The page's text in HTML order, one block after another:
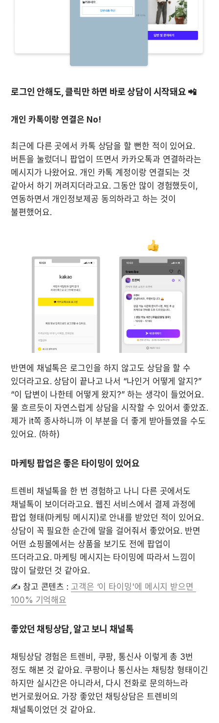
로그인 안해도, 클릭만 하면 바로 상담이 시작돼요 📲
개인 카톡이랑 연결은 No!
최근에 다른 곳에서 카톡 상담을 할 뻔한 적이 있어요.
버튼을 눌렀더니 팝업이 뜨면서 카카오톡과 연결하라는
메시지가 나왔어요. 개인 카톡 계정이랑 연결되는 것
같아서 하기 꺼려지더라고요. 그동안 많이 경험했듯이,
연동하면서 개인정보제공 동의하라고 하는 것이
불편했어요.
반면에 채널톡은 로그인을 하지 않고도 상담을 할 수
있더라고요. 상담이 끝나고 나서 “나인거 어떻게 알지?”
“이 답변이 나한테 어떻게 왔지?” 하는 생각이 들었어요.
물 흐르듯이 자연스럽게 상담을 시작할 수 있어서 좋았죠.
제가 it쪽 종사하니까 이 부분을 더 좋게 받아들였을 수도
있어요. (하하)
마케팅 팝업은 좋은 타이밍이 있어요
트렌비 채널톡을 한 번 경험하고 나니 다른 곳에서도
채널톡이 보이더라고요. 웹진 서비스에서 결제 과정에
팝업 형태(마케팅 메시지)로 안내를 받았던 적이 있어요.
상담이 꼭 필요한 순간에 말을 걸어줘서 좋았어요. 반면
어떤 쇼핑몰에서는 상품을 보기도 전에 팝업이
뜨더라고요. 마케팅 메시지는 타이밍에 따라서 느낌이
많이 달랐던 것 같아요.
✍️ 참고 콘텐츠 : 고객은 ‘이 타이밍'에 메시지 받으면
100% 기억해요
좋았던 채팅상담, 알고 보니 채널톡
채팅상담 경험은 트렌비, 쿠팡, 통신사 이렇게 총 3번
정도 해본 것 같아요. 쿠팡이나 통신사는 채팅창 형태이긴
하지만 실시간은 아니라서, 다시 전화로 문의하느라
번거로웠어요. 가장 좋았던 채팅상담은 트렌비의
채널톡이었던 것 같아요.